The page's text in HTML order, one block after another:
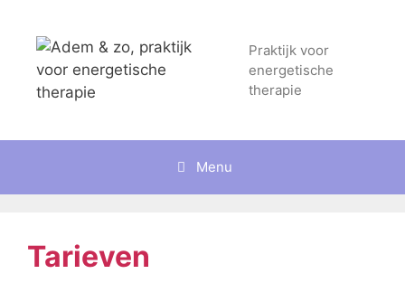
Praktijk voor
energetische
therapie
Menu
Tarieven